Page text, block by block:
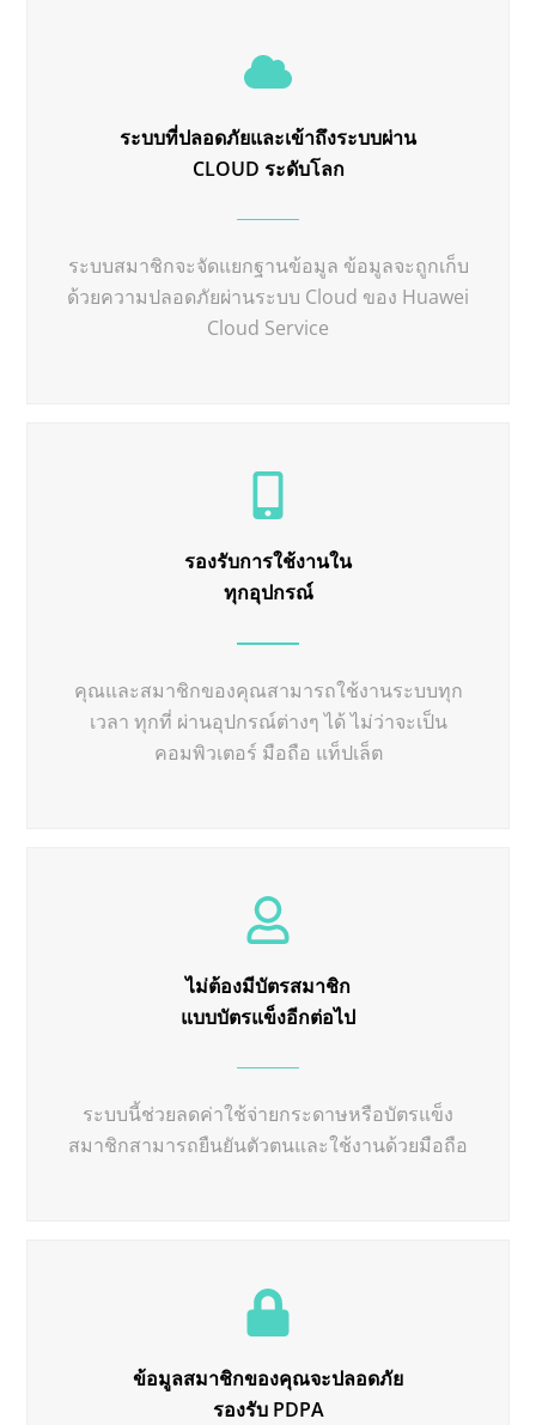
ระบบที่ปลอดภัยและเข้าถึงระบบผ่าน
CLOUD ระดับโลก
ระบบสมาชิกจะจัดแยกฐานข้อมูล ข้อมูลจะถูกเก็บ
ด้วยความปลอดภัยผ่านระบบ Cloud ของ Huawei
Cloud Service
รองรับการใช้งานใน
ทุกอุปกรณ์
คุณและสมาชิกของคุณสามารถใช้งานระบบทุก
เวลา ทุกที่ ผ่านอุปกรณ์ต่างๆ ได้ ไม่ว่าจะเป็น
คอมพิวเตอร์ มือถือ แท็ปเล็ต
ไม่ต้องมีบัตรสมาชิก
แบบบัตรแข็งอีกต่อไป
ระบบนี้ช่วยลดค่าใช้จ่ายกระดาษหรือบัตรแข็ง
สมาชิกสามารถยืนยันตัวตนและใช้งานด้วยมือถือ
ข้อมูลสมาชิกของคุณจะปลอดภัย
รองรับ PDPA